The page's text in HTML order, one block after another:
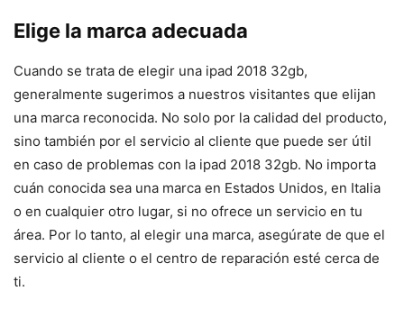
Elige la marca adecuada
Cuando se trata de elegir una ipad 2018 32gb,
generalmente sugerimos a nuestros visitantes que elijan
una marca reconocida. No solo por la calidad del producto,
sino también por el servicio al cliente que puede ser útil
en caso de problemas con la ipad 2018 32gb. No importa
cuán conocida sea una marca en Estados Unidos, en Italia
o en cualquier otro lugar, si no ofrece un servicio en tu
área. Por lo tanto, al elegir una marca, asegúrate de que el
servicio al cliente o el centro de reparación esté cerca de
ti.